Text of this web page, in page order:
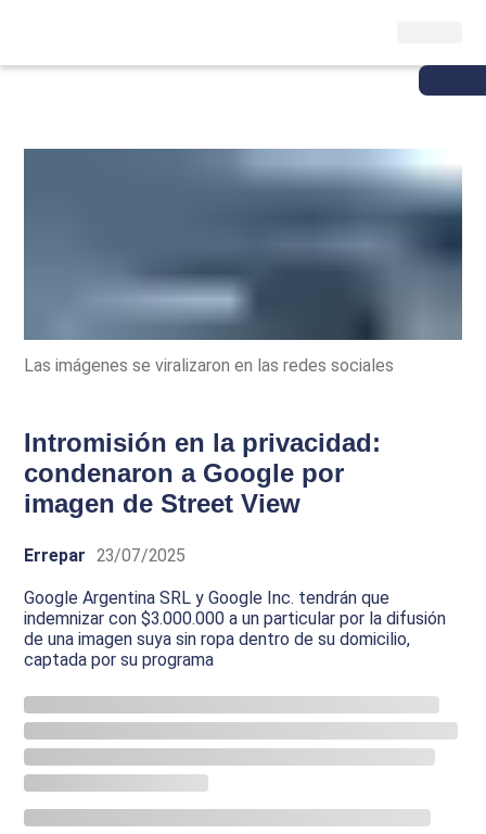
Las imágenes se viralizaron en las redes sociales
Intromisión en la privacidad:
condenaron a Google por
imagen de Street View
Errepar 23/07/2025
Google Argentina SRL y Google Inc. tendrán que
indemnizar con $3.000.000 a un particular por la difusión
de una imagen suya sin ropa dentro de su domicilio,
captada por su programa